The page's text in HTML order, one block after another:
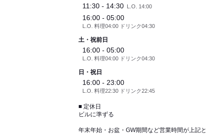
11:30 - 14:30 L.O. 14:00
16:00 - 05:00
L.O. 料理04:00 ドリンク04:30
土・祝前日
16:00 - 05:00
L.O. 料理04:00 ドリンク04:30
日・祝日
16:00 - 23:00
L.O. 料理22:30 ドリンク22:45
■ 定休日
ビルに準ずる
年末年始・お盆・GW期間など営業時間が上記と